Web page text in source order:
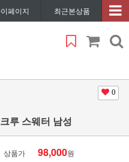
페이지 최근본상품
0
루 스웨터 남성
상품가 98,000원